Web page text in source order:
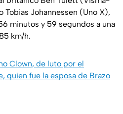
Tobias Johannessen (Uno X),
minutos y 59 segundos a una
km/h.
Clown, de luto por el
quien fue la esposa de Brazo